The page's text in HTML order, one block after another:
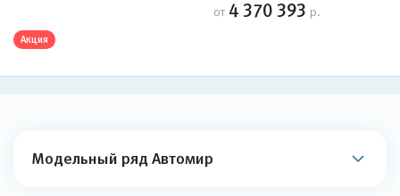
от 4 370 393 р.
Акция
Модельный ряд Автомир